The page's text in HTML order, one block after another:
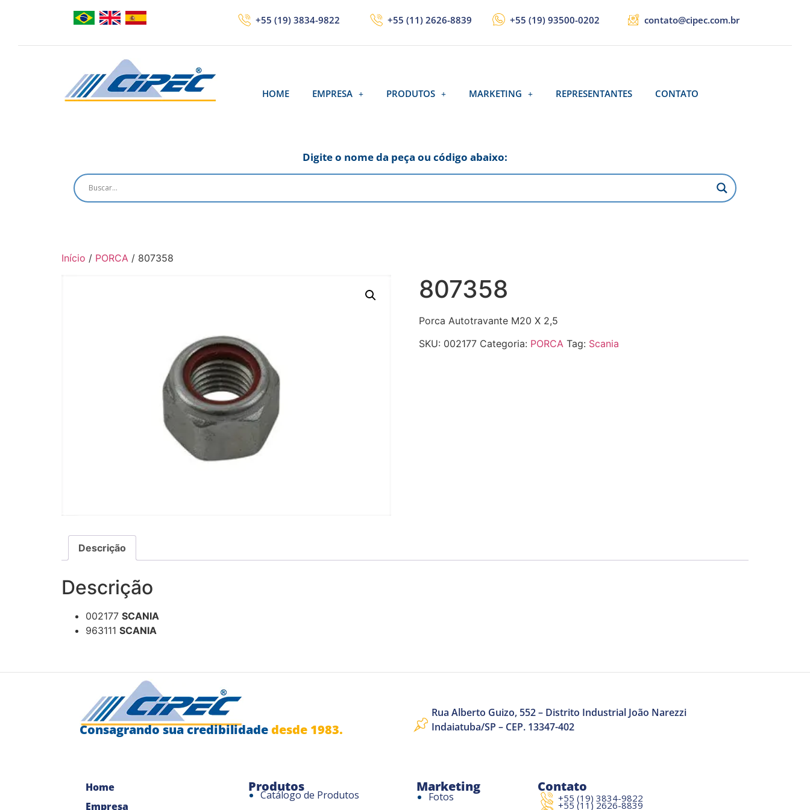
+55 (19) 3834-9822 +55 (11) 2626-8839 +55 (19) 93500-0202 contato@cipec.com.br
HOME EMPRESA PRODUTOS MARKETING REPRESENTANTES CONTATO
Digite o nome da peça ou código abaixo:
Início / PORCA / 807358
807358
Porca Autotravante M20 X 2,5
SKU: 002177 Categoria: PORCA Tag: Scania
Descrição
Descrição
002177 SCANIA
963111 SCANIA
Consagrando sua credibilidadedesde 1983.
Rua Alberto Guizo, 552 – Distrito Industrial João Narezzi
Indaiatuba/SP – CEP. 13347-402
Home
Empresa
Produtos
Catálogo de Produtos
Marketing
Fotos
Contato
+55 (19) 3834-9822
+55 (11) 2626-8839